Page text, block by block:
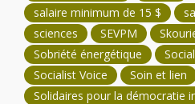
salaire minimum de 15 $
sciences
SEVPM
Sobriété énergétique
Socialist Voice
Soin et lien
Solidaires pour la démocratie